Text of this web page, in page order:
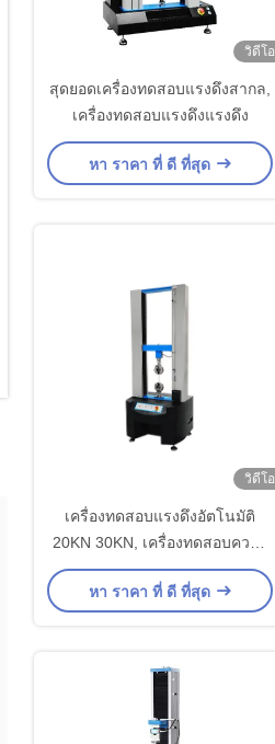
วิดีโอ
สุดยอดเครื่องทดสอบแรงดึงสากล,
เครื่องทดสอบแรงดึงแรงดึง
หา ราคา ที่ ดี ที่สุด
วิดีโอ
เครื่องทดสอบแรงดึงอัตโนมัติ
20KN 30KN, เครื่องทดสอบความ
ต้านแรงดึงของสายไฟ PC Wire
หา ราคา ที่ ดี ที่สุด